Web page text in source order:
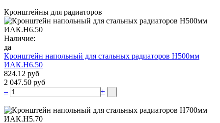
Кронштейны для радиаторов
Наличие:
да
Кронштейн напольный для стальных радиаторов Н500мм
ИАК.Н6.50
824.12 руб
2 047.50 руб
–
+